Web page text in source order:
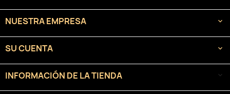
NUESTRA EMPRESA 
SU CUENTA 
INFORMACIÓN DE LA TIENDA keyboard_arrow_down